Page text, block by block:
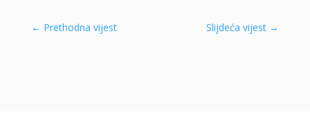
← Prethodna vijest Slijdeća vijest →